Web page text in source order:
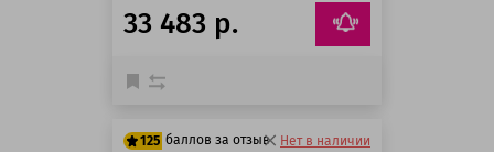
33 483 р.
125 баллов за отзыв Нет в наличии